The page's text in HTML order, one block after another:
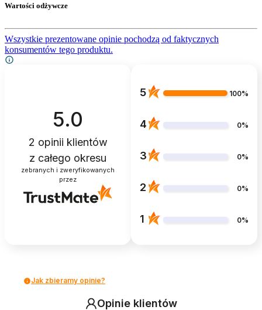
Wartości odżywcze
Wszystkie prezentowane opinie pochodzą od faktycznych
konsumentów tego produktu.
5.0
2 opinii klientów
z całego okresu
zebranych i zweryfikowanych
przez
5 100%
4 0%
3 0%
2 0%
1 0%
Jak zbieramy opinie?
Opinie klientów